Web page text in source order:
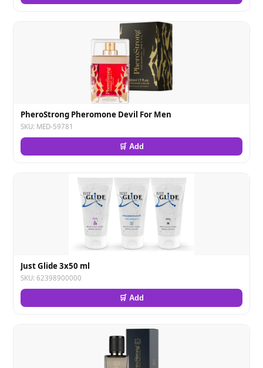
PheroStrong Pheromone Devil For Men
SKU: MED-59781
🛒 Add
Just Glide 3x50 ml
SKU: 62398900000
🛒 Add